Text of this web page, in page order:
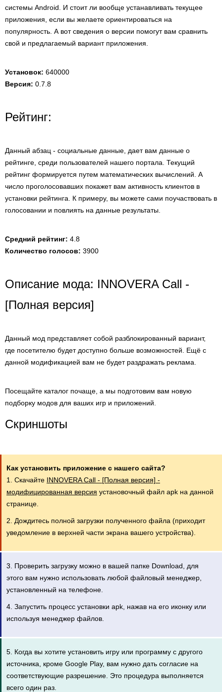
системы Android. И стоит ли вообще устанавливать текущее
приложения, если вы желаете ориентироваться на
популярность. А вот сведения о версии помогут вам сравнить
свой и предлагаемый вариант приложения.
Установок: 640000
Версия: 0.7.8
Рейтинг:
Данный абзац - социальные данные, дает вам данные о
рейтинге, среди пользователей нашего портала. Текущий
рейтинг формируется путем математических вычислений. А
число проголосовавших покажет вам активность клиентов в
установки рейтинга. К примеру, вы можете сами поучаствовать в
голосовании и повлиять на данные результаты.
Средний рейтинг: 4.8
Количество голосов: 3900
Описание мода: INNOVERA Call -
[Полная версия]
Данный мод представляет собой разблокированный вариант,
где посетителю будет доступно больше возможностей. Ещё с
данной модификацией вам не будет раздражать реклама.
Посещайте каталог почаще, а мы подготовим вам новую
подборку модов для ваших игр и приложений.
Скриншоты
Как установить приложение с нашего сайта?
1. Скачайте INNOVERA Call - [Полная версия] -
модифицированная версия установочный файл apk на данной
странице.
2. Дождитесь полной загрузки полученного файла (приходит
уведомление в верхней части экрана вашего устройства).
3. Проверить загрузку можно в вашей папке Download, для
этого вам нужно использовать любой файловый менеджер,
установленный на телефоне.
4. Запустить процесс установки apk, нажав на его иконку или
используя менеджер файлов.
5. Когда вы хотите установить игру или программу с другого
источника, кроме Google Play, вам нужно дать согласие на
соответствующие разрешение. Это процедура выполняется
всего один раз.